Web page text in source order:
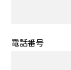
電話番号